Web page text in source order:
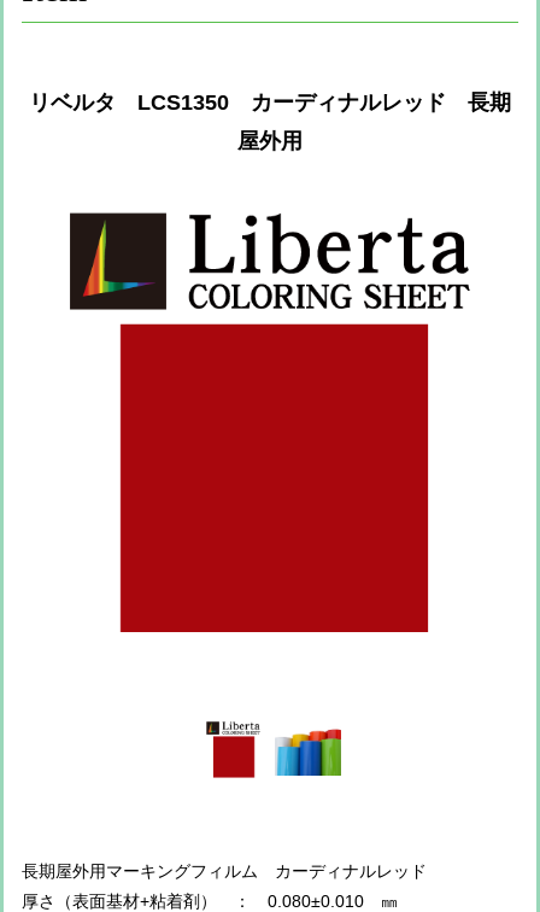
リベルタ LCS1350 カーディナルレッド 長期
屋外用
長期屋外用マーキングフィルム カーディナルレッド
厚さ（表面基材+粘着剤） ： 0.080±0.010 ㎜